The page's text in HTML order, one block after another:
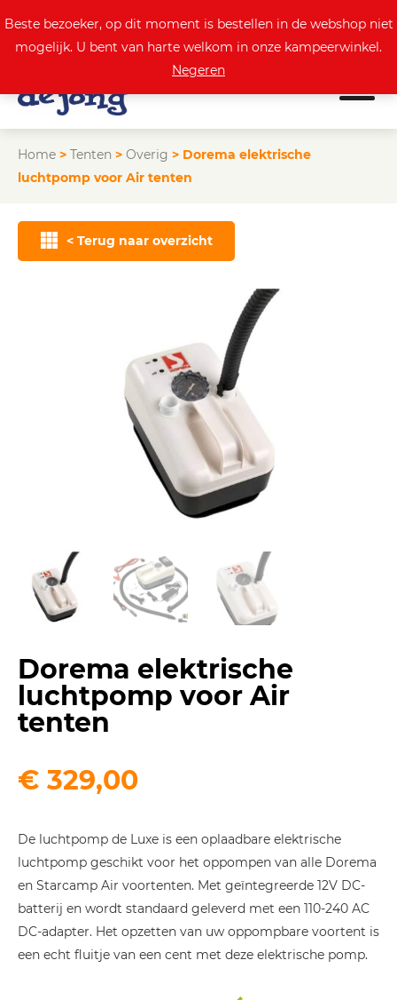
Actuele aanbod
Home > Tenten > Overig > Dorema elektrische
luchtpomp voor Air tenten
< Terug naar overzicht
Dorema elektrische
luchtpomp voor Air
tenten
€ 329,00
De luchtpomp de Luxe is een oplaadbare elektrische
luchtpomp geschikt voor het oppompen van alle Dorema
en Starcamp Air voortenten. Met geïntegreerde 12V DC-
batterij en wordt standaard geleverd met een 110-240 AC
DC-adapter. Het opzetten van uw oppompbare voortent is
een echt fluitje van een cent met deze elektrische pomp.
Beste bezoeker, op dit moment is bestellen in de webshop niet
mogelijk. U bent van harte welkom in onze kampeerwinkel.
Negeren